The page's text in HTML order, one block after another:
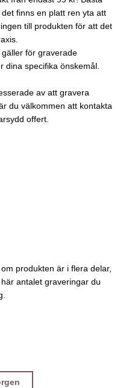
finns en platt ren yta att
till produkten för att det
för graverade
dina specifika önskemål.
av att gravera
du välkommen att kontakta
offert.
produkten är i flera delar,
antalet graveringar du